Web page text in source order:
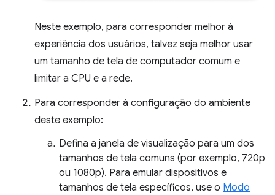
Neste exemplo, para corresponder melhor à
experiência dos usuários, talvez seja melhor usar
um tamanho de tela de computador comum e
limitar a CPU e a rede.
Para corresponder à configuração do ambiente
deste exemplo:
Defina a janela de visualização para um dos
tamanhos de tela comuns (por exemplo, 720p
ou 1080p). Para emular dispositivos e
tamanhos de tela específicos, use o Modo